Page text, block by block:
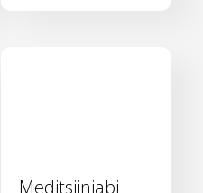
Meditsiiniabi